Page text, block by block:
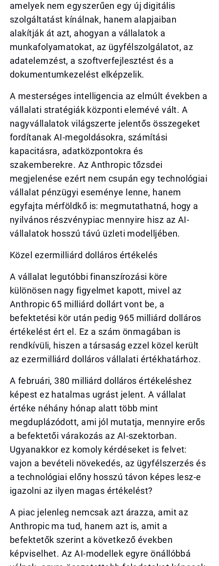
amelyek nem egyszerűen egy új digitális
szolgáltatást kínálnak, hanem alapjaiban
alakítják át azt, ahogyan a vállalatok a
munkafolyamatokat, az ügyfélszolgálatot, az
adatelemzést, a szoftverfejlesztést és a
dokumentumkezelést elképzelik.
A mesterséges intelligencia az elmúlt években a
vállalati stratégiák központi elemévé vált. A
nagyvállalatok világszerte jelentős összegeket
fordítanak AI-megoldásokra, számítási
kapacitásra, adatközpontokra és
szakemberekre. Az Anthropic tőzsdei
megjelenése ezért nem csupán egy technológiai
vállalat pénzügyi eseménye lenne, hanem
egyfajta mérföldkő is: megmutathatná, hogy a
nyilvános részvénypiac mennyire hisz az AI-
vállalatok hosszú távú üzleti modelljében.
Közel ezermilliárd dolláros értékelés
A vállalat legutóbbi finanszírozási köre
különösen nagy figyelmet kapott, mivel az
Anthropic 65 milliárd dollárt vont be, a
befektetési kör után pedig 965 milliárd dolláros
értékelést ért el. Ez a szám önmagában is
rendkívüli, hiszen a társaság ezzel közel került
az ezermilliárd dolláros vállalati értékhatárhoz.
A februári, 380 milliárd dolláros értékeléshez
képest ez hatalmas ugrást jelent. A vállalat
értéke néhány hónap alatt több mint
megduplázódott, ami jól mutatja, mennyire erős
a befektetői várakozás az AI-szektorban.
Ugyanakkor ez komoly kérdéseket is felvet:
vajon a bevételi növekedés, az ügyfélszerzés és
a technológiai előny hosszú távon képes lesz-e
igazolni az ilyen magas értékelést?
A piac jelenleg nemcsak azt árazza, amit az
Anthropic ma tud, hanem azt is, amit a
befektetők szerint a következő években
képviselhet. Az AI-modellek egyre önállóbbá